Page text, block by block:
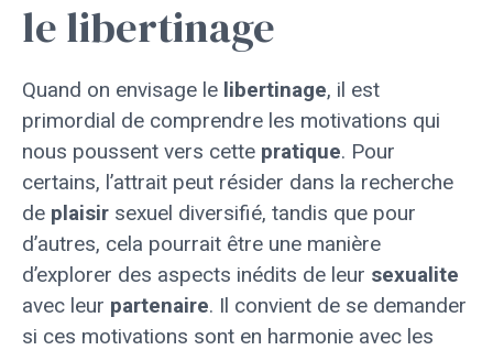
le libertinage
Quand on envisage le libertinage, il est
primordial de comprendre les motivations qui
nous poussent vers cette pratique. Pour
certains, l’attrait peut résider dans la recherche
de plaisir sexuel diversifié, tandis que pour
d’autres, cela pourrait être une manière
d’explorer des aspects inédits de leur sexualite
avec leur partenaire. Il convient de se demander
si ces motivations sont en harmonie avec les